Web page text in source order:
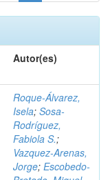
Autor(es)
Roque-Álvarez,
Isela; Sosa-
Rodríguez,
Fabiola S.;
Vazquez-Arenas,
Jorge; Escobedo-